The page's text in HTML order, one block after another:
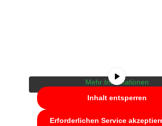
Mehr Informationen
Inhalt entsperren
Erforderlichen Service